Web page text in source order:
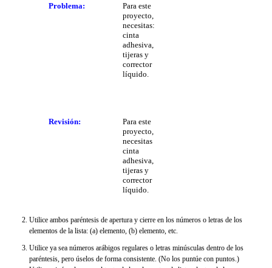
Problema:
Para este
proyecto,
necesitas:
cinta
adhesiva,
tijeras y
corrector
líquido.
Revisión:
Para este
proyecto,
necesitas
cinta
adhesiva,
tijeras y
corrector
líquido.
Utilice ambos paréntesis de apertura y cierre en los números o letras de los
elementos de la lista: (a) elemento, (b) elemento, etc.
Utilice ya sea números arábigos regulares o letras minúsculas dentro de los
paréntesis, pero úselos de forma consistente. (No los puntúe con puntos.)